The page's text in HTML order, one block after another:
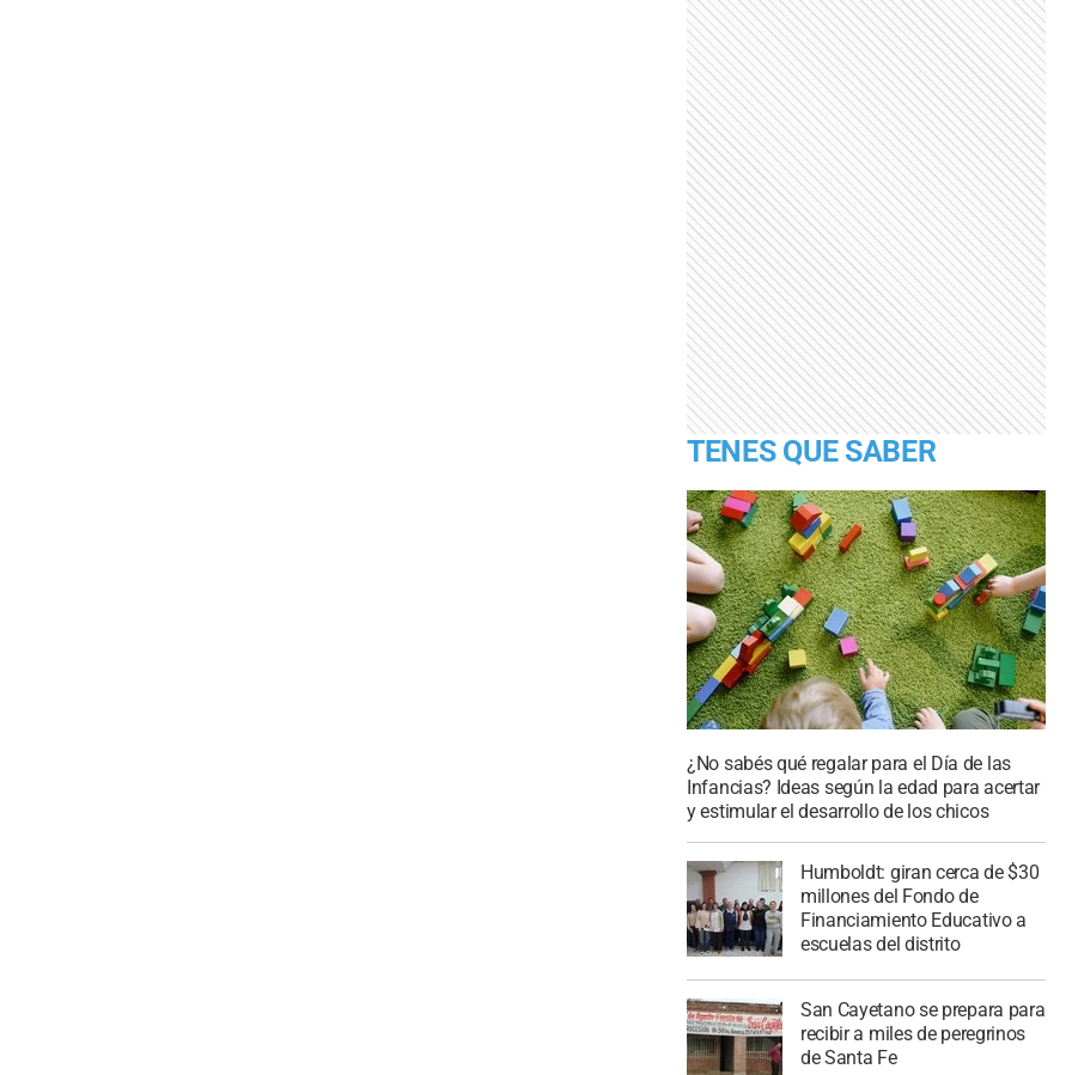
TENES QUE SABER
¿No sabés qué regalar para el Día de las
Infancias? Ideas según la edad para acertar
y estimular el desarrollo de los chicos
Humboldt: giran cerca de $30
millones del Fondo de
Financiamiento Educativo a
escuelas del distrito
San Cayetano se prepara para
recibir a miles de peregrinos
de Santa Fe